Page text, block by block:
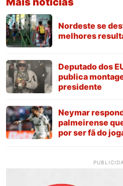
Nordeste se
melhores
Deputado dos
publica
presidente
Neymar
palmeirense
por ser fã do